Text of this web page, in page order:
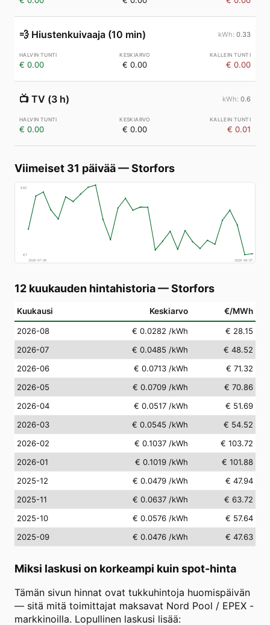
💨 Hiustenkuivaaja (10 min) 0.33
€ 0.00 € 0.00 € 0.00
📺 TV (3 h) 0.6
€ 0.00 € 0.00 € 0.01
Viimeiset 31 päivää—Storfors
€83
€7
2026-07-08
2026-08-07
12 kuukauden hintahistoria—Storfors
Kuukausi Keskiarvo €/MWh
2026-08 € 0.0282 /kWh
€ 28.15
2026-07
€ 0.0485 /kWh
€ 48.52
2026-06
€ 0.0713 /kWh
€ 71.32
2026-05
€ 0.0709 /kWh
€ 70.86
2026-04
€ 0.0517 /kWh
€ 51.69
2026-03
€ 0.0545 /kWh
€ 54.52
2026-02
€ 0.1037 /kWh
€ 103.72
2026-01
€ 0.1019 /kWh
€ 101.88
2025-12
€ 0.0479 /kWh
€ 47.94
2025-11
€ 0.0637 /kWh
€ 63.72
2025-10
€ 0.0576 /kWh
€ 57.64
2025-09
€ 0.0476 /kWh € 47.63
Miksi laskusi on korkeampi kuin spot-hinta
Tämän sivun hinnat ovat tukkuhintoja huomispäivän
— sitä mitä toimittajat maksavat Nord Pool / EPEX -
markkinoilla. Lopullinen laskusi lisää: